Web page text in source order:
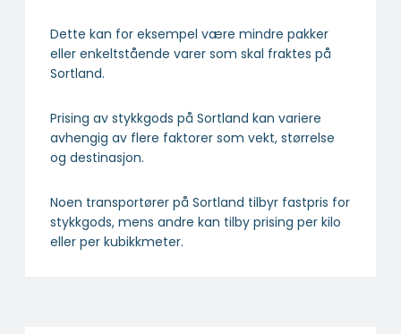
Dette kan for eksempel være mindre pakker
eller enkeltstående varer som skal fraktes på
Sortland.
Prising av stykkgods på Sortland kan variere
avhengig av flere faktorer som vekt, størrelse
og destinasjon.
Noen transportører på Sortland tilbyr fastpris for
stykkgods, mens andre kan tilby prising per kilo
eller per kubikkmeter.